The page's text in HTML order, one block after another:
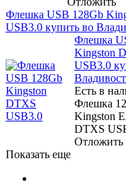
Флешка USB 128Gb
USB3.0 купить во
Флешка
Kingston
USB3.0
Есть в
Флешка
Kingston
DTXS
Отложить
Показать еще